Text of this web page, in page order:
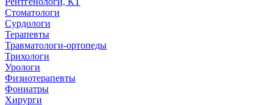
Стоматологи
Сурдологи
Терапевты
Травматологи-ортопеды
Трихологи
Урологи
Физиотерапевты
Фониатры
Хирурги